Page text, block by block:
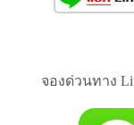
จองด่วนทาง